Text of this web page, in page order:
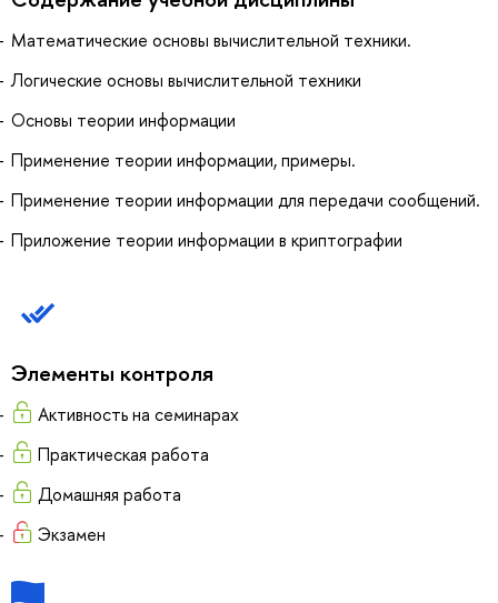
Математические основы вычислительной техники.
Логические основы вычислительной техники
Основы теории информации
Применение теории информации, примеры.
Применение теории информации для передачи сообщений.
Приложение теории информации в криптографии
Элементы контроля
Активность на семинарах
Практическая работа
Домашняя работа
Экзамен